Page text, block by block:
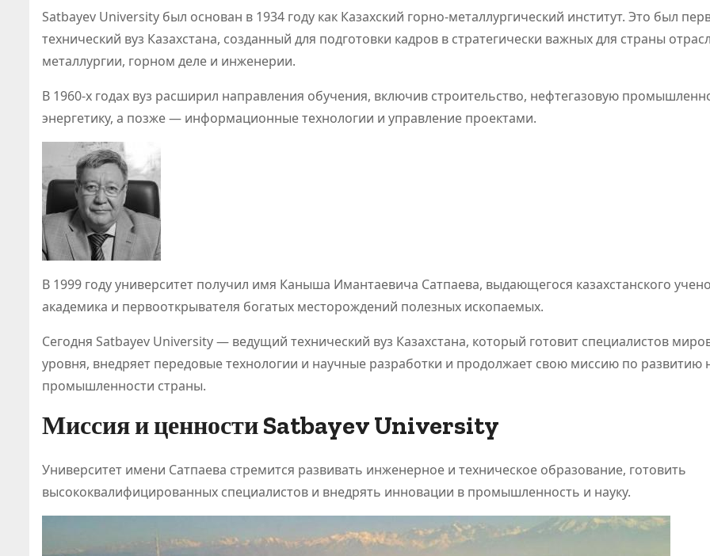
Satbayev University был основан в 1934 году как Казахский горно-металлургический институт. Это был
технический вуз Казахстана, созданный для подготовки кадров в стратегически важных для страны
металлургии, горном деле и инженерии.
В 1960-х годах вуз расширил направления обучения, включив строительство, нефтегазовую
энергетику, а позже — информационные технологии и управление проектами.
В 1999 году университет получил имя Каныша Имантаевича Сатпаева, выдающегося казахстанского
академика и первооткрывателя богатых месторождений полезных ископаемых.
Сегодня Satbayev University — ведущий технический вуз Казахстана, который готовит специалистов
уровня, внедряет передовые технологии и научные разработки и продолжает свою миссию по развитию
промышленности страны.
Миссия и ценности Satbayev University
Университет имени Сатпаева стремится развивать инженерное и техническое образование, готовить
высококвалифицированных специалистов и внедрять инновации в промышленность и науку.
игр
становится
основой
нового
я рынка
Июл 21, 2026
Дияз
ПОЛЕЗНОЕ
цифровых
развлечений
и спортивных
Авг 5, 2026